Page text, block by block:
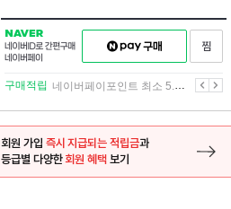
NAVER
네이버
ID로
간편구매
네이버페이
구매하기
이전
구매적립 네이버페이포인트 최소 5.5% 적립 다음
회원 가입 즉시 지급되는 적립금과
등급별 다양한회원 혜택 보기